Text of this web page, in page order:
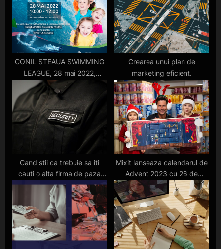
s
t
:
:
CONIL STEAUA SWIMMING
LEAGUE, 28 mai 2022,
Bazinul de inot al CSA
Steaua București
Crearea unui plan de
marketing eficient.
Cand stii ca trebuie sa iti
cauti o alta firma de paza
pentru afacerea ta?
Mixit lanseaza calendarul de
Advent 2023 cu 26 de
bunatati, inclusiv doua
produse noi